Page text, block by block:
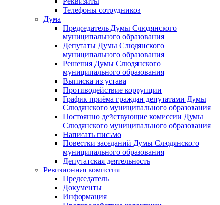
Телефоны сотрудников
Дума
Председатель Думы Слюдянского
муниципального образования
Депутаты Думы Слюдянского
муниципального образования
Решения Думы Слюдянского
муниципального образования
Выписка из устава
Противодействие коррупции
График приёма граждан депутатами Думы
Слюдянского муниципального образования
Постоянно действующие комиссии Думы
Слюдянского муниципального образования
Написать письмо
Повестки заседаний Думы Слюдянского
муниципального образования
Депутатская деятельность
Ревизионная комиссия
Председатель
Документы
Информация